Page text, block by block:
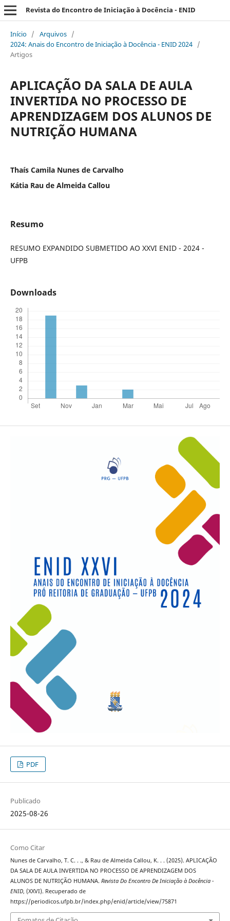
Revista do Encontro de Iniciação à Docência - ENID
Início / Arquivos /
2024: Anais do Encontro de Iniciação à Docência - ENID 2024 /
Artigos
APLICAÇÃO DA SALA DE AULA
INVERTIDA NO PROCESSO DE
APRENDIZAGEM DOS ALUNOS DE
NUTRIÇÃO HUMANA
Thaís Camila Nunes de Carvalho
Kátia Rau de Almeida Callou
Resumo
RESUMO EXPANDIDO SUBMETIDO AO XXVI ENID - 2024 -
UFPB
Downloads
PDF
Publicado
2025-08-26
Como Citar
Nunes de Carvalho, T. C. . ., & Rau de Almeida Callou, K. . . (2025). APLICAÇÃO
DA SALA DE AULA INVERTIDA NO PROCESSO DE APRENDIZAGEM DOS
ALUNOS DE NUTRIÇÃO HUMANA. Revista Do Encontro De Iniciação à Docência -
ENID, (XXVI). Recuperado de
https://periodicos.ufpb.br/index.php/enid/article/view/75871